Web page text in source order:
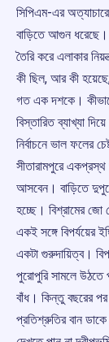
সিপিএম-এর
বাড়িতে আগুন
তৈরি করে এলাকার
কী ছিল, আর কী
গত এক দশকে। কীভাবে
বিস্তারিত ব্যাখ্যা
নির্বাচনে ভাল ফলের
সীতারামপুরে
আসবেন। বাড়িতে
হচ্ছে। বিশ্রামের জো
একই সঙ্গে বিপর্যয়ের
একটা গুরুদায়িত্ব।
পুরোপুরি সামলে উঠতে
বাঁধ। কিন্তু বছরের
প্রতিশ্রুতির বান